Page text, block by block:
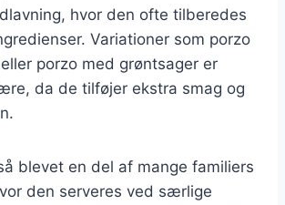
hvor den ofte tilberedes
Variationer som porzo
porzo med grøntsager er
da de tilføjer ekstra smag og
blevet en del af mange familiers
den serveres ved særlige